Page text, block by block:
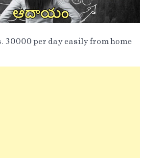
30000 per day easily from home